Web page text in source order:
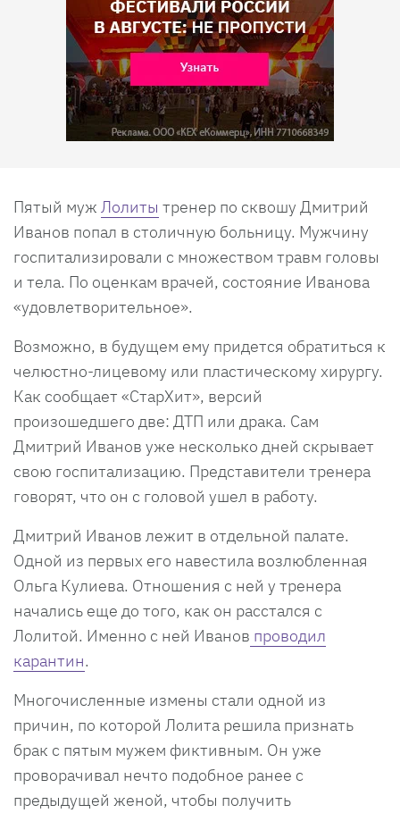
Пятый муж Лолиты тренер по сквошу Дмитрий
Иванов попал в столичную больницу. Мужчину
госпитализировали с множеством травм головы
и тела. По оценкам врачей, состояние Иванова
«удовлетворительное».
Возможно, в будущем ему придется обратиться к
челюстно-лицевому или пластическому хирургу.
Как сообщает «СтарХит», версий
произошедшего две: ДТП или драка. Сам
Дмитрий Иванов уже несколько дней скрывает
свою госпитализацию. Представители тренера
говорят, что он с головой ушел в работу.
Дмитрий Иванов лежит в отдельной палате.
Одной из первых его навестила возлюбленная
Ольга Кулиева. Отношения с ней у тренера
начались еще до того, как он расстался с
Лолитой. Именно с ней Иванов проводил
карантин.
Многочисленные измены стали одной из
причин, по которой Лолита решила признать
брак с пятым мужем фиктивным. Он уже
проворачивал нечто подобное ранее с
предыдущей женой, чтобы получить